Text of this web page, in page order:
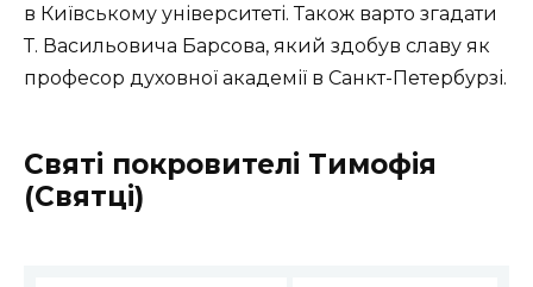
в Київському університеті. Також варто згадати
Т. Васильовича Барсова, який здобув славу як
професор духовної академії в Санкт-Петербурзі.
Святі покровителі Тимофія
(Святці)